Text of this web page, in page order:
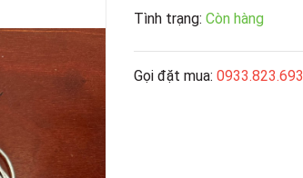
Tình trạng: Còn hàng
Gọi đặt mua: 0933.823.693